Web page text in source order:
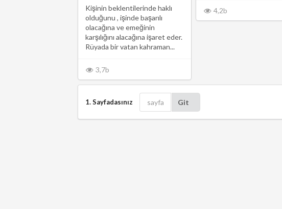
Kişinin beklentilerinde haklı
olduğunu , işinde başarılı
olacağına ve emeğinin
karşılığını alacağına işaret eder.
Rüyada bir vatan kahraman...
3,7b
4,2b
1. Sayfadasınız Git